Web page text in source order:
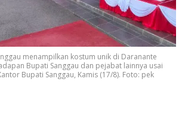
menampilkan kostum unik di Daranante
Bupati Sanggau dan pejabat lainnya usai
Bupati Sanggau, Kamis (17/8). Foto: pek